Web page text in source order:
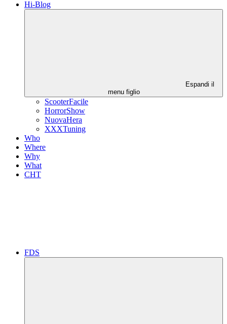
Hi-Blog
Espandi il
menu figlio
ScooterFacile
HorrorShow
NuovaHera
XXXTuning
Who
Where
Why
What
CHT
FDS